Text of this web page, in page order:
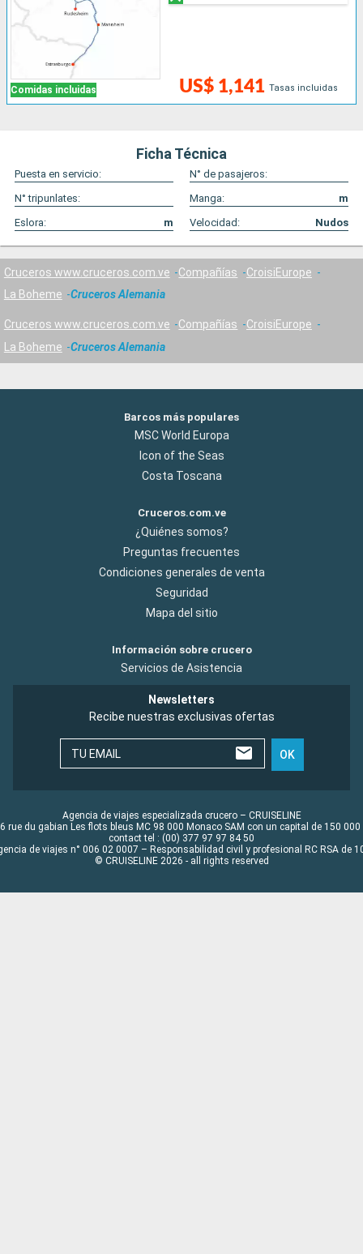
Comidas incluidas US$ 1,141 Tasas incluidas
Ficha Técnica
Puesta en servicio:
N° de pasajeros:
N° tripunlates:
Manga:
m
Eslora:
m Velocidad: Nudos
Cruceros www.cruceros.com.ve Compañías
CroisiEurope
La Boheme
Cruceros Alemania
Cruceros www.cruceros.com.ve Compañías
CroisiEurope
La Boheme
Cruceros Alemania
Barcos más populares
MSC World Europa
Icon of the Seas
Costa Toscana
Cruceros.com.ve
¿Quiénes somos?
Preguntas frecuentes
Condiciones generales de venta
Seguridad
Mapa del sitio
Información sobre crucero
Servicios de Asistencia
Newsletters
Recibe nuestras exclusivas ofertas
TU EMAIL OK
Agencia de viajes especializada crucero – CRUISELINE
rue du gabian Les flots bleus MC 98 000 Monaco SAM con un capital de 150 000
contact tel : (00) 377 97 97 84 50
de viajes n° 006 02 0007 – Responsabilidad civil y profesional RC RSA de
© CRUISELINE 2026 - all rights reserved